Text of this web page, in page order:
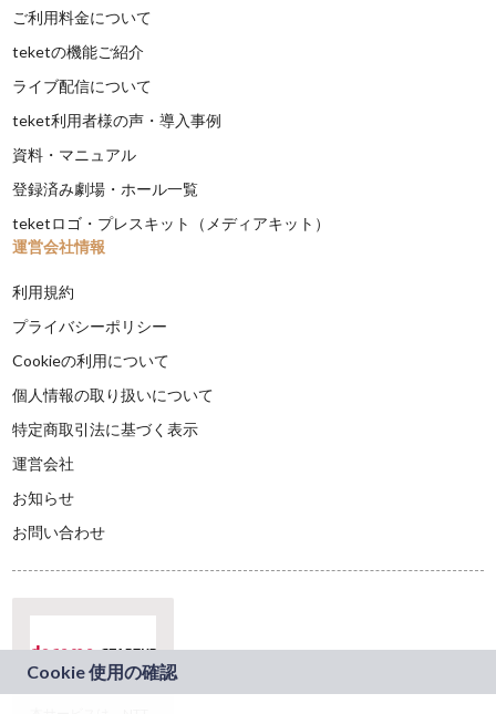
ご利用料金について
teketの機能ご紹介
ライブ配信について
teket利用者様の声・導入事例
資料・マニュアル
登録済み劇場・ホール一覧
teketロゴ・プレスキット（メディアキット）
運営会社情報
利用規約
プライバシーポリシー
Cookieの利用について
個人情報の取り扱いについて
特定商取引法に基づく表示
運営会社
お知らせ
お問い合わせ